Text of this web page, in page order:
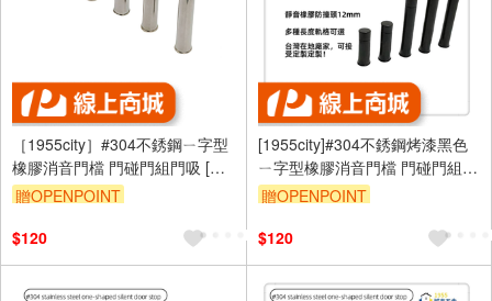
［1955city］#304不銹鋼ㄧ字型
橡膠消音門檔 門碰門組門吸 [長
度120mm]
贈OPENPOINT
$120
[1955city]#304不銹鋼烤漆黑色
ㄧ字型橡膠消音門檔 門碰門組門
吸[打孔款1101-D [烤漆黑
贈OPENPOINT
$120